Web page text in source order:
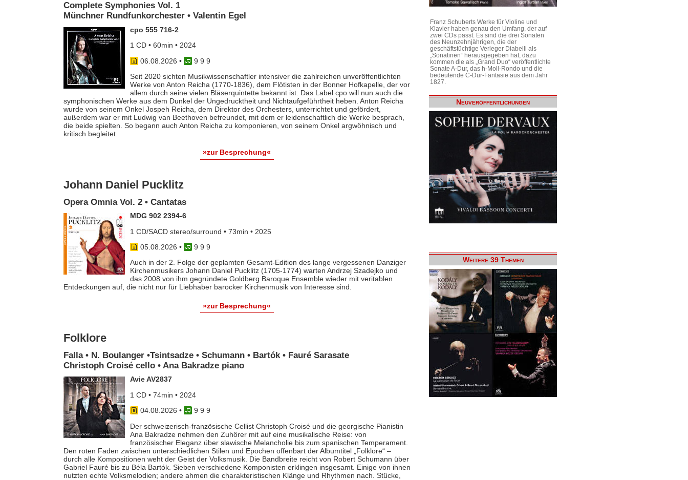
Complete Symphonies Vol. 1
Münchner Rundfunkorchester • Valentin Egel
cpo 555 716-2
1 CD • 60min • 2024
06.08.2026 •
9 9 9
Seit 2020 sichten Musikwissenschaftler intensiver die zahlreichen unveröffentlichten
Werke von Anton Reicha (1770-1836), dem Flötisten in der Bonner Hofkapelle, der vor
allem durch seine vielen Bläserquintette bekannt ist. Das Label cpo will nun auch die
symphonischen Werke aus dem Dunkel der Ungedrucktheit und Nichtaufgeführtheit heben. Anton Reicha
wurde von seinem Onkel Jospeh Reicha, dem Direktor des Orchesters, unterrichtet und gefördert,
außerdem war er mit Ludwig van Beethoven befreundet, mit dem er leidenschaftlich die Werke besprach,
die beide spielten. So begann auch Anton Reicha zu komponieren, von seinem Onkel argwöhnisch und
kritisch begleitet.
»zur Besprechung«
Johann Daniel Pucklitz
Opera Omnia Vol. 2 • Cantatas
MDG 902 2394-6
1 CD/SACD stereo/surround • 73min • 2025
05.08.2026 •
9 9 9
Auch in der 2. Folge der geplamten Gesamt-Edition des lange vergessenen Danziger
Kirchenmusikers Johann Daniel Pucklitz (1705-1774) warten Andrzej Szadejko und
das 2008 von ihm gegründete Goldberg Baroque Ensemble wieder mit veritablen
Entdeckungen auf, die nicht nur für Liebhaber barocker Kirchenmusik von Interesse sind.
»zur Besprechung«
Folklore
Falla • N. Boulanger •Tsintsadze • Schumann • Bartók • Fauré Sarasate
Christoph Croisé cello • Ana Bakradze piano
Avie AV2837
1 CD • 74min • 2024
04.08.2026 •
9 9 9
Der schweizerisch-französische Cellist Christoph Croisé und die georgische Pianistin
Ana Bakradze nehmen den Zuhörer mit auf eine musikalische Reise: von
französischer Eleganz über slawische Melancholie bis zum spanischen Temperament.
Den roten Faden zwischen unterschiedlichen Stilen und Epochen offenbart der Albumtitel „Folklore“ –
durch alle Kompositionen weht der Geist der Volksmusik. Die Bandbreite reicht von Robert Schumann über
Gabriel Fauré bis zu Béla Bartók. Sieben verschiedene Komponisten erklingen insgesamt. Einige von ihnen
nutzten echte Volksmelodien; andere ahmen die charakteristischen Klänge und Rhythmen nach. Stücke,
Franz Schuberts Werke für Violine und
Klavier haben genau den Umfang, der auf
zwei CDs passt. Es sind die drei Sonaten
des Neunzehnjährigen, die der
geschäftstüchtige Verleger Diabelli als
„Sonatinen“ herausgegeben hat, dazu
kommen die als „Grand Duo“ veröffentlichte
Sonate A-Dur, das h-Moll-Rondo und die
bedeutende C-Dur-Fantasie aus dem Jahr
1827.
Neuveröffentlichungen
Weitere 39 Themen